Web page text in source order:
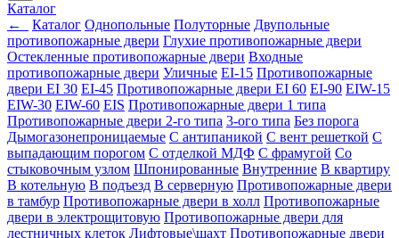
Каталог
←
Каталог Однопольные Полуторные Двупольные
противопожарные двери Глухие противопожарные двери
Остекленные противопожарные двери Входные
противопожарные двери Уличные EI-15 Противопожарные
двери EI 30 EI-45 Противопожарные двери EI 60 EI-90 EIW-15
EIW-30 EIW-60 EIS Противопожарные двери 1 типа
Противопожарные двери 2-го типа 3-ого типа Без порога
Дымогазонепроницаемые С антипаникой С вент решеткой С
выпадающим порогом С отделкой МДФ С фрамугой Со
стыковочным узлом Шпонированные Внутренние В квартиру
В котельную В подъезд В серверную Противопожарные двери
в тамбур Противопожарные двери в холл Противопожарные
двери в электрощитовую Противопожарные двери для
лестничных клеток Лифтовые\шахт Противопожарные двери